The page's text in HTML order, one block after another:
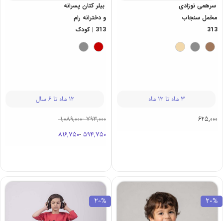
سرهمی نوزادی
مخمل سنجاب
313
3 ماه تا 12 ماه
625,000
بیلر کتان پسرانه
و دخترانه رام
313 | کودک
12 ماه تا 6 سال
793,000
-
1,089,000
594,750
-
816,750
20%
20%